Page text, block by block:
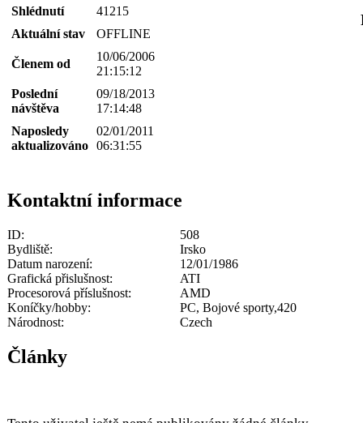
Shlédnutí
41215
Aktuální stav
OFFLINE
Členem od
10/06/2006
21:15:12
Poslední
návštěva
09/18/2013
17:14:48
Naposledy
aktualizováno
02/01/2011
06:31:55
Kontaktní informace
ID:
508
Bydliště:
Irsko
Datum narození:
12/01/1986
Grafická přislušnost:
ATI
Procesorová příslušnost:
AMD
Koníčky/hobby:
PC, Bojové sporty,420
Národnost:
Czech
Články